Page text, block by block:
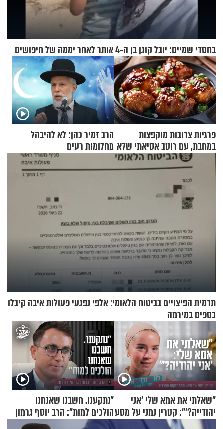
בחסדי שמיים: יובל קוגן בן ה-4 אותר לאחר יממה של חיפושים
פרגיות צרובות מוקפצות
במחבת, עם רוטב אסיאתי שלא
יישכח במהרה
הרב זמיר כהן: לא להיבהל
מחלומות רעים
תרמית הפיצויים בביטוח הלאומי: אלפי נפגעי פעולות איבה קיבלו
כספים במירמה
"שאלתי את אמא שלי 'אני
יהודייה?'": קטרין נמני על מסע
ההתחזקות המרגש
"נתקענו. חשבנו שאנחנו
הולכים למות": הרב יוסף גרמון
בריאיון מרתק